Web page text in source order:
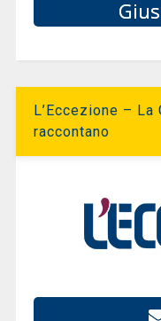
L’Eccezione –
raccontano